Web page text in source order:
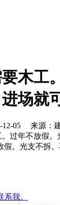
木工
场就
12-05 来源：
过年不放假
。光支不拆
我。